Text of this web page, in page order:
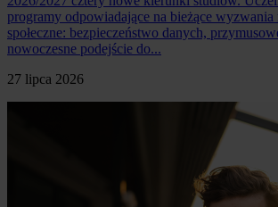
programy odpowiadające na bieżące
społeczne: bezpieczeństwo danych,
nowoczesne podejście do...
27 lipca 2026